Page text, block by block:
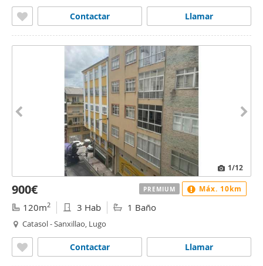
Llamar
Contactar
1/12
900€
120m2 3 Hab 1 Baño
Catasol - Sanxillao, Lugo
Llamar
Contactar
PREMIUM Máx. 10km